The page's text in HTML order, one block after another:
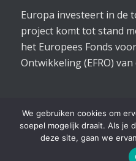
Europa investeert in de
project komt tot stand
het Europees Fonds
Ontwikkeling (EFRO)
Logoclicks • Alle
We gebruiken cookies om
soepel mogelijk draait. Als je
deze site, gaan we